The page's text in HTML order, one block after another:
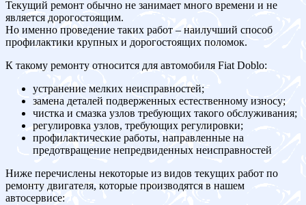
Текущий ремонт обычно не занимает много времени и не
является дорогостоящим.
Но именно проведение таких работ – наилучший способ
профилактики крупных и дорогостоящих поломок.
К такому ремонту относится для автомобиля Fiat Doblo:
устранение мелких неисправностей;
замена деталей подверженных естественному износу;
чистка и смазка узлов требующих такого обслуживания;
регулировка узлов, требующих регулировки;
профилактические работы, направленные на
предотвращение непредвиденных неисправностей
Ниже перечислены некоторые из видов текущих работ по
ремонту двигателя, которые производятся в нашем
автосервисе: